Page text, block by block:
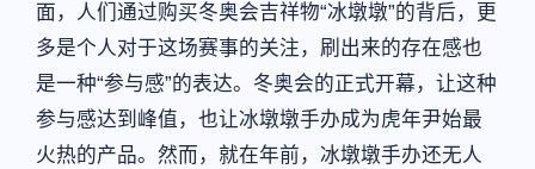
面，人们通过购买冬奥会吉祥物“冰墩墩”的背后，更
多是个人对于这场赛事的关注，刷出来的存在感也
是一种“参与感”的表达。冬奥会的正式开幕，让这种
参与感达到峰值，也让冰墩墩手办成为虎年尹始最
火热的产品。然而，就在年前，冰墩墩手办还无人